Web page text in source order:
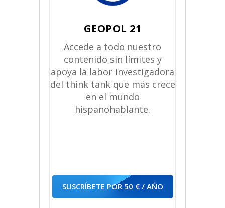
GEOPOL 21
Accede a todo nuestro
contenido sin límites y
apoya la labor investigadora
del think tank que más crece
en el mundo
hispanohablante.
SUSCRÍBETE POR 50 € / AÑO